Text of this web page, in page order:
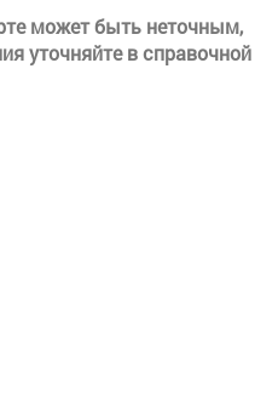
может быть неточным,
уточняйте в справочной